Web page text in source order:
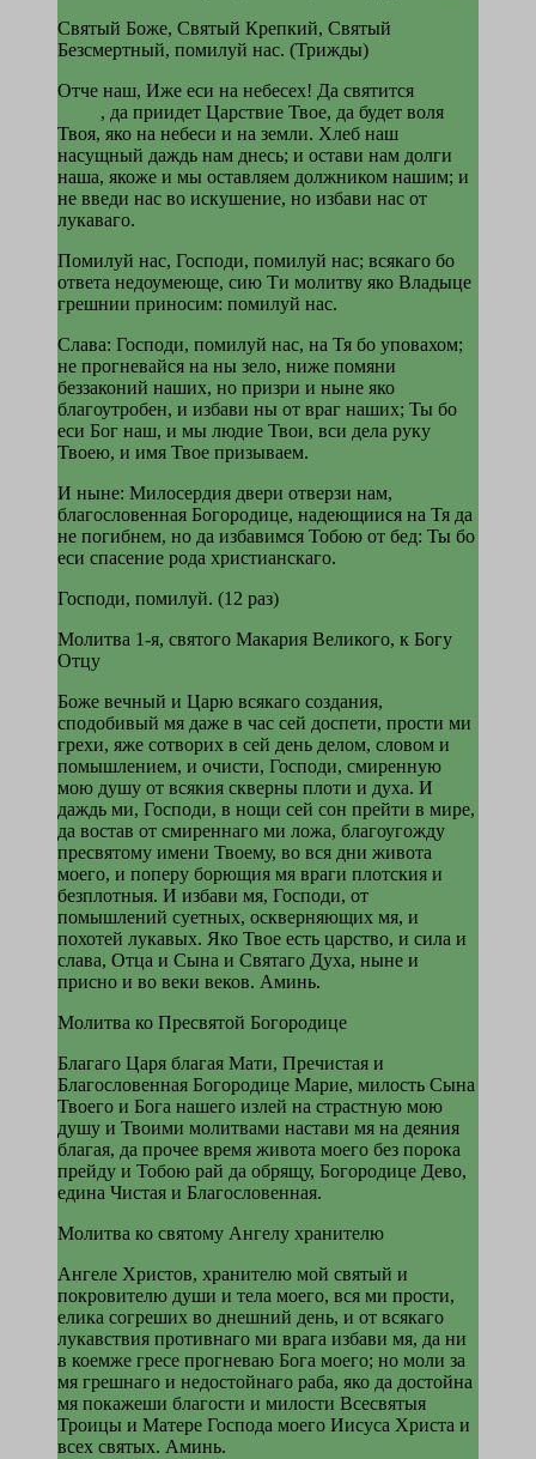
Святый Боже, Святый Крепкий, Святый
Безсмертный, помилуй нас. (Трижды)
Отче наш, Иже еси на небесех! Да святится
, да приидет Царствие Твое, да будет воля
Твоя, яко на небеси и на земли. Хлеб наш
насущный даждь нам днесь; и остави нам долги
наша, якоже и мы оставляем должником нашим; и
не введи нас во искушение, но избави нас от
лукаваго.
Помилуй нас, Господи, помилуй нас; всякаго бо
ответа недоумеюще, сию Ти молитву яко Владыце
грешнии приносим: помилуй нас.
Слава: Господи, помилуй нас, на Тя бо уповахом;
не прогневайся на ны зело, ниже помяни
беззаконий наших, но призри и ныне яко
благоутробен, и избави ны от враг наших; Ты бо
еси Бог наш, и мы людие Твои, вси дела руку
Твоею, и имя Твое призываем.
И ныне: Милосердия двери отверзи нам,
благословенная Богородице, надеющиися на Тя да
не погибнем, но да избавимся Тобою от бед: Ты бо
еси спасение рода христианскаго.
Господи, помилуй. (12 раз)
Молитва 1-я, святого Макария Великого, к Богу
Отцу
Боже вечный и Царю всякаго создания,
сподобивый мя даже в час сей доспети, прости ми
грехи, яже сотворих в сей день делом, словом и
помышлением, и очисти, Господи, смиренную
мою душу от всякия скверны плоти и духа. И
даждь ми, Господи, в нощи сей сон прейти в мире,
да востав от смиреннаго ми ложа, благоугожду
пресвятому имени Твоему, во вся дни живота
моего, и поперу борющия мя враги плотския и
безплотныя. И избави мя, Господи, от
помышлений суетных, оскверняющих мя, и
похотей лукавых. Яко Твое есть царство, и сила и
слава, Отца и Сына и Святаго Духа, ныне и
присно и во веки веков. Аминь.
Молитва ко Пресвятой Богородице
Благаго Царя благая Мати, Пречистая и
Благословенная Богородице Марие, милость Сына
Твоего и Бога нашего излей на страстную мою
душу и Твоими молитвами настави мя на деяния
благая, да прочее время живота моего без порока
прейду и Тобою рай да обрящу, Богородице Дево,
едина Чистая и Благословенная.
Молитва ко святому Ангелу хранителю
Ангеле Христов, хранителю мой святый и
покровителю души и тела моего, вся ми прости,
елика согреших во днешний день, и от всякаго
лукавствия противнаго ми врага избави мя, да ни
в коемже гресе прогневаю Бога моего; но моли за
мя грешнаго и недостойнаго раба, яко да достойна
мя покажеши благости и милости Всесвятыя
Троицы и Матере Господа моего Иисуса Христа и
всех святых. Аминь.